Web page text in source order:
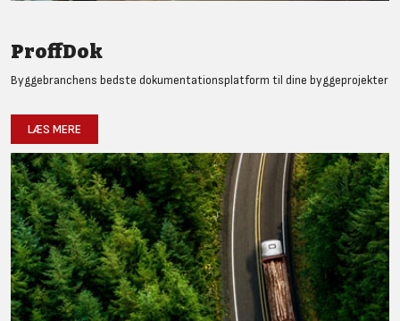
ProffDok
Byggebranchens bedste dokumentationsplatform til dine byggeprojekter
LÆS MERE